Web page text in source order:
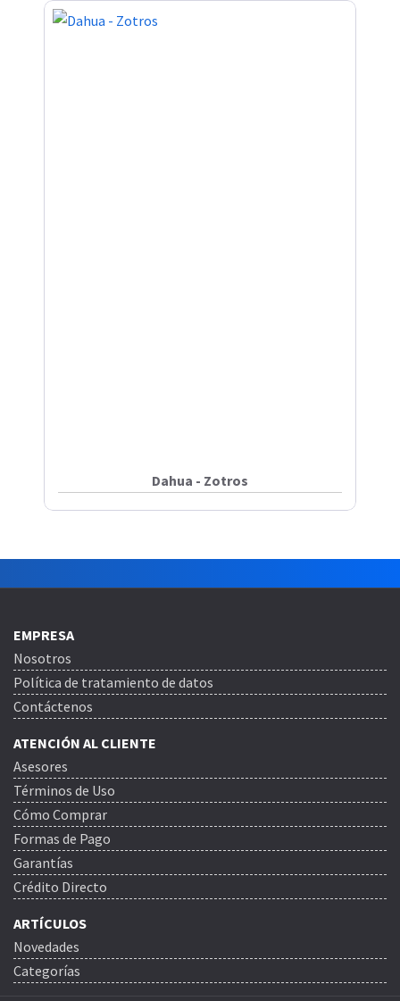
Dahua - Zotros
EMPRESA
Nosotros
Política de tratamiento de datos
Contáctenos
ATENCIÓN AL CLIENTE
Asesores
Términos de Uso
Cómo Comprar
Formas de Pago
Garantías
Crédito Directo
ARTÍCULOS
Novedades
Categorías